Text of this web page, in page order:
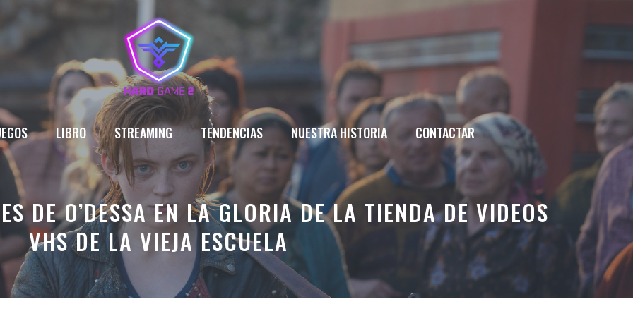
LIBRO STREAMING TENDENCIAS NUESTRA HISTORIA CONTACTAR
DE O’DESSA EN LA GLORIA DE LA TIENDA DE VIDEOS
VHS DE LA VIEJA ESCUELA